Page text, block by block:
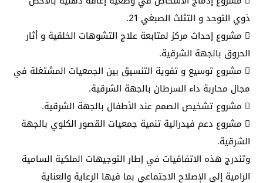
ذوي التوحد و التثلث الصبغي 21.
 مشروع إحداث مركز لمتابعة علاج التشوهات الخلقية و أثار
الحروق بالجهة الشرقية.
 مشروع توسيع و تقوية التنسيق بين الجمعيات المشتغلة في
مجال محاربة داء السرطان بالجهة الشرقية.
 مشروع تشخيص الصمم عند الأطفال بالجهة الشرقية.
 مشروع دعم فيدرالية تنمية جمعيات القصور الكلوي بالجهة
الشرقية.
وتندرج هذه الاتفاقيات في إطار التوجيهات الملكية السامية
الرامية إلى الإصلاح الاجتماعي بما فيها الرعاية والعناية